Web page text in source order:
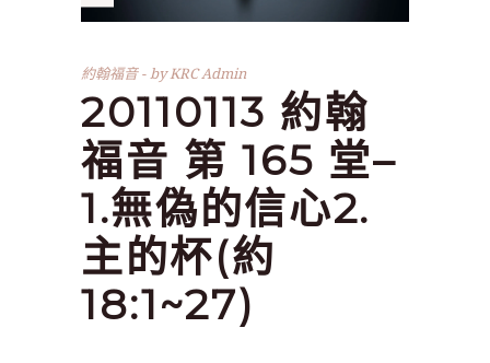
約翰福音 byKRC Admin
20110113 約翰
福音 第 165 堂–
1.無偽的信心2.
主的杯(約
18:1~27)